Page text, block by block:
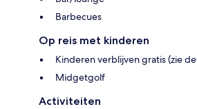
Barbecues
Op reis met kinderen
Kinderen verblijven gratis (zie
Midgetgolf
Activiteiten